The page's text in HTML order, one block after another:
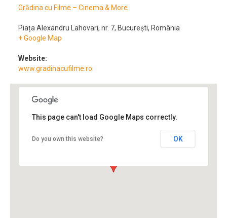
Grădina cu Filme – Cinema & More
Piața Alexandru Lahovari, nr. 7, București, România
+ Google Map
Website:
www.gradinacufilme.ro
This page can't load Google Maps correctly.
Do you own this website? OK